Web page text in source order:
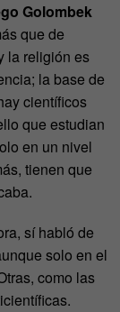
Golombek
que de
la religión es
la base de
científicos
que estudian
en un nivel
tienen que
sí habló de
solo en el
como las